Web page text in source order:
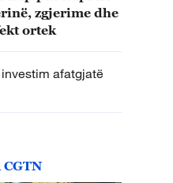
zgjerime dhe
ortek
afatgjatë